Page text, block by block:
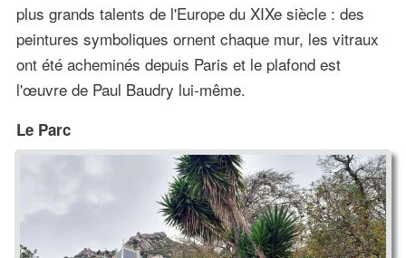
plus grands talents de l'Europe du XIXe siècle : des
peintures symboliques ornent chaque mur, les vitraux
ont été acheminés depuis Paris et le plafond est
l'œuvre de Paul Baudry lui-même.
Le Parc